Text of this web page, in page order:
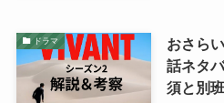
ドラマ
おさら
話ネタ
須と別班